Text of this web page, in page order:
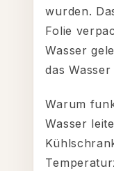
wurden.
Folie
Wasser
das
Warum
Wasser